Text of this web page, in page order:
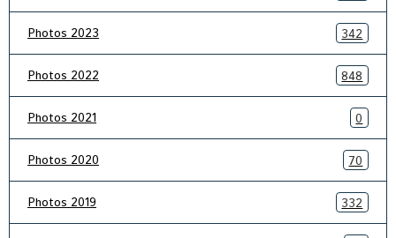
Photos 2023 342
Photos 2022 848
Photos 2021 0
Photos 2020 70
Photos 2019 332